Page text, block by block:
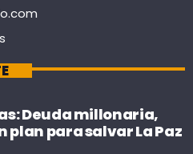
Deuda millonaria,
para salvar La Paz